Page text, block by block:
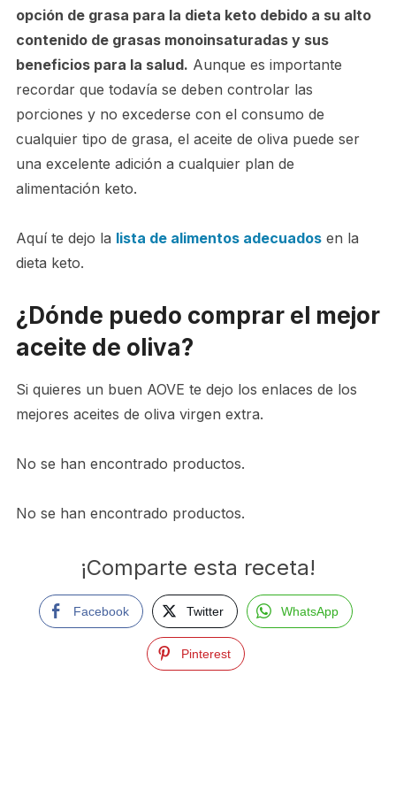
opción de grasa para la dieta keto debido a su alto
contenido de grasas monoinsaturadas y sus
beneficios para la salud. Aunque es importante
recordar que todavía se deben controlar las
porciones y no excederse con el consumo de
cualquier tipo de grasa, el aceite de oliva puede ser
una excelente adición a cualquier plan de
alimentación keto.
Aquí te dejo la lista de alimentos adecuadosen la
dieta keto.
¿Dónde puedo comprar el mejor
aceite de oliva?
Si quieres un buen AOVE te dejo los enlaces de los
mejores aceites de oliva virgen extra.
No se han encontrado productos.
No se han encontrado productos.
¡Comparte esta receta!
Facebook Twitter WhatsApp
Pinterest